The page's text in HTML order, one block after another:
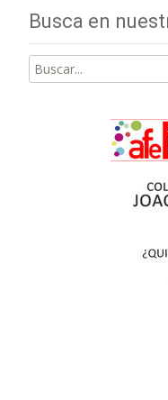
Busca en
Buscar
por: